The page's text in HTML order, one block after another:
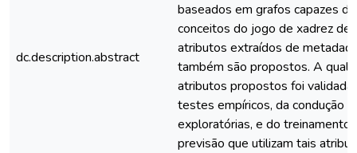
dc.description.abstract
baseados em grafos capazes
conceitos do jogo de xadrez de
atributos extraídos de
também são propostos. A
atributos propostos foi validada
testes empíricos, da condução
exploratórias, e do treinamento
previsão que utilizam tais